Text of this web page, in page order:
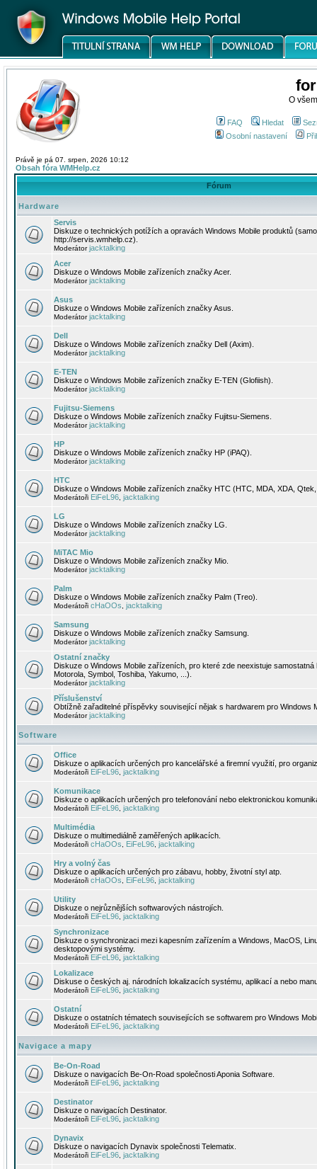
O
FAQ Hledat
Osobní nastavení
Právě je pá 07. srpen, 2026 10:12
Obsah fóra WMHelp.cz
Fórum
Hardware
Servis
Diskuze o technických potížích a opravách Windows Mobile produktů
http://servis.wmhelp.cz).
Moderátorjacktalking
Acer
Diskuze o Windows Mobile zařízeních značky Acer.
Moderátorjacktalking
Asus
Diskuze o Windows Mobile zařízeních značky Asus.
Moderátorjacktalking
Dell
Diskuze o Windows Mobile zařízeních značky Dell (Axim).
Moderátorjacktalking
E-TEN
Diskuze o Windows Mobile zařízeních značky E-TEN (Glofiish).
Moderátorjacktalking
Fujitsu-Siemens
Diskuze o Windows Mobile zařízeních značky Fujitsu-Siemens.
Moderátorjacktalking
HP
Diskuze o Windows Mobile zařízeních značky HP (iPAQ).
Moderátorjacktalking
HTC
Diskuze o Windows Mobile zařízeních značky HTC (HTC, MDA, XDA,
Moderátoři EiFeL96 jacktalking
LG
Diskuze o Windows Mobile zařízeních značky LG.
Moderátorjacktalking
MiTAC Mio
Diskuze o Windows Mobile zařízeních značky Mio.
Moderátorjacktalking
Palm
Diskuze o Windows Mobile zařízeních značky Palm (Treo).
Moderátoři cHaOOs jacktalking
Samsung
Diskuze o Windows Mobile zařízeních značky Samsung.
Moderátorjacktalking
Ostatní značky
Diskuze o Windows Mobile zařízeních, pro které zde neexistuje
Motorola, Symbol, Toshiba, Yakumo, ...).
Moderátorjacktalking
Příslušenství
Obtížně zařaditelné příspěvky související nějak s hardwarem pro Windows
Moderátorjacktalking
Software
Office
Diskuze o aplikacích určených pro kancelářské a firemní využití, pro
Moderátoři EiFeL96 jacktalking
Komunikace
Diskuze o aplikacích určených pro telefonování nebo elektronickou
Moderátoři EiFeL96 jacktalking
Multimédia
Diskuze o multimediálně zaměřených aplikacích.
Moderátoři cHaOOs EiFeL96 jacktalking
Hry a volný čas
Diskuze o aplikacích určených pro zábavu, hobby, životní styl atp.
Moderátoři cHaOOs EiFeL96 jacktalking
Utility
Diskuze o nejrůznějších softwarových nástrojích.
Moderátoři EiFeL96 jacktalking
Synchronizace
Diskuze o synchronizaci mezi kapesním zařízením a Windows, MacOS,
desktopovými systémy.
Moderátoři EiFeL96 jacktalking
Lokalizace
Diskuse o českých aj. národních lokalizacích systému, aplikací a nebo
Moderátoři EiFeL96 jacktalking
Ostatní
Diskuze o ostatních tématech souvisejících se softwarem pro Windows
Moderátoři EiFeL96 jacktalking
Navigace a mapy
Be-On-Road
Diskuze o navigacích Be-On-Road společnosti Aponia Software.
Moderátoři EiFeL96 jacktalking
Destinator
Diskuze o navigacích Destinator.
Moderátoři EiFeL96 jacktalking
Dynavix
Diskuze o navigacích Dynavix společnosti Telematix.
Moderátoři EiFeL96 jacktalking